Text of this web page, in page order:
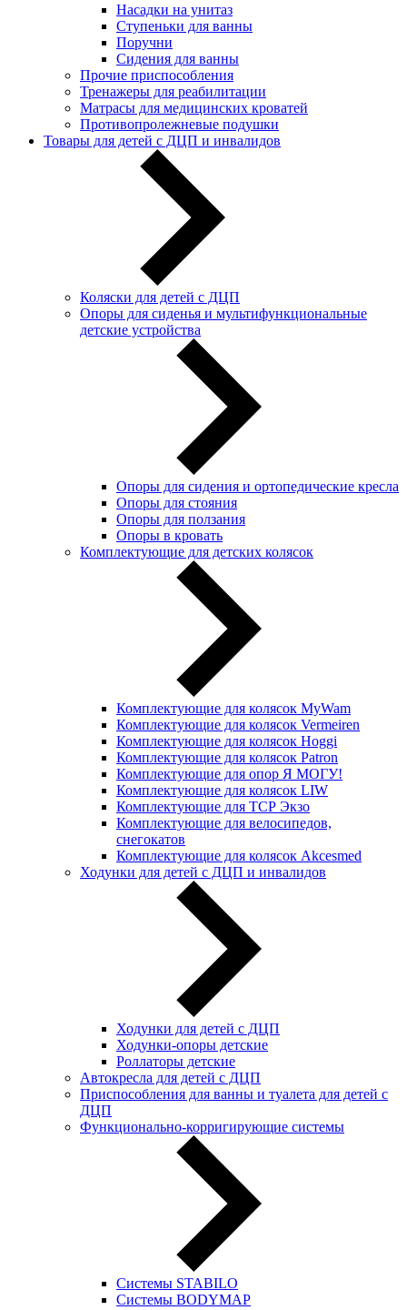
Насадки на унитаз
Ступеньки для ванны
Поручни
Сидения для ванны
Прочие приспособления
Тренажеры для реабилитации
Матрасы для медицинских кроватей
Противопролежневые подушки
Товары для детей с ДЦП и инвалидов
Коляски для детей с ДЦП
Опоры для сиденья и мультифункциональные
детские устройства
Опоры для сидения и ортопедические кресла
Опоры для стояния
Опоры для ползания
Опоры в кровать
Комплектующие для детских колясок
Комплектующие для колясок MyWam
Комплектующие для колясок Vermeiren
Комплектующие для колясок Hoggi
Комплектующие для колясок Patron
Комплектующие для опор Я МОГУ!
Комплектующие для колясок LIW
Комплектующие для ТСР Экзо
Комплектующие для велосипедов,
снегокатов
Комплектующие для колясок Akcesmed
Ходунки для детей с ДЦП и инвалидов
Ходунки для детей с ДЦП
Ходунки-опоры детские
Роллаторы детские
Автокресла для детей с ДЦП
Приспособления для ванны и туалета для детей с
ДЦП
Функционально-корригирующие системы
Системы STABILO
Системы BODYMAP